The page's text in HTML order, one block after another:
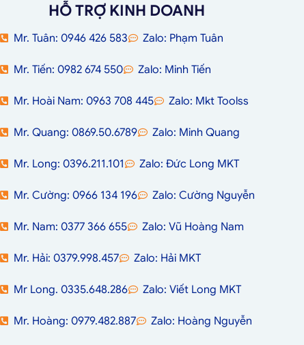
HỖ TRỢ KINH DOANH
Mr. Tuân: 0946 426 583 Zalo: Phạm Tuân
Mr. Tiến: 0982 674 550 Zalo: Minh Tiến
Mr. Hoài Nam: 0963 708 445 Zalo: Mkt Toolss
Mr. Quang: 0869.50.6789 Zalo: Minh Quang
Mr. Long: 0396.211.101 Zalo: Đức Long MKT
Mr. Cường: 0966 134 196 Zalo: Cường Nguyễn
Mr. Nam: 0377 366 655 Zalo: Vũ Hoàng Nam
Mr. Hải: 0379.998.457 Zalo: Hải MKT
Mr Long. 0335.648.286 Zalo: Viết Long MKT
Mr. Hoàng: 0979.482.887 Zalo: Hoàng Nguyễn